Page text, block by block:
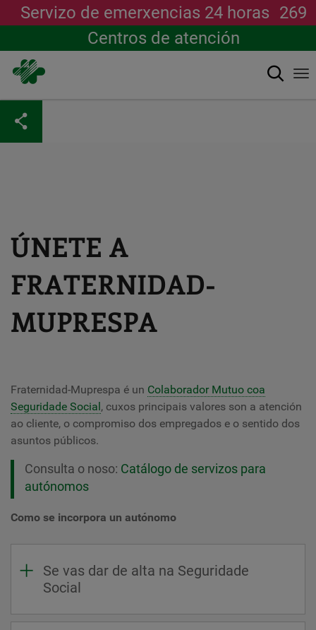
contido
principal
Servizo de emerxencias 24 horas 269
Centros de atención
Buscar
ÚNETE A
FRATERNIDAD-
MUPRESPA
Fraternidad-Muprespa é un Colaborador Mutuo coa
Seguridade Social, cuxos principais valores son a atención
ao cliente, o compromiso dos empregados e o sentido dos
asuntos públicos.
Consulta o noso: Catálogo de servizos para
autónomos
Como se incorpora un autónomo
Se vas dar de alta na Seguridade
Social